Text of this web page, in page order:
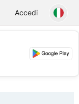
Accedi
💕